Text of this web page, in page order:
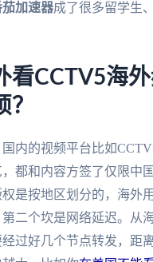
茄加速器成了很多留学生
看CCTV5海
内的视频平台比如
都和内容方签了仅限中
是按地区划分的，海外
二个坎是网络延迟。从
过好几个节点转发，距